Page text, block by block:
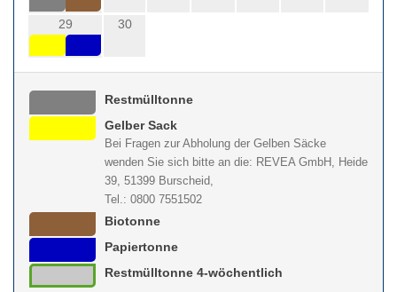
29 30
Restmülltonne
Gelber Sack
Bei Fragen zur Abholung der Gelben Säcke
wenden Sie sich bitte an die: REVEA GmbH, Heide
39, 51399 Burscheid,
Tel.: 0800 7551502
Biotonne
Papiertonne
Restmülltonne 4-wöchentlich